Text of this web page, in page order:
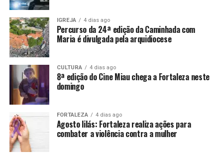
IGREJA 4 dias ago
Percurso da 24ª edição da Caminhada com
Maria é divulgada pela arquidiocese
CULTURA 4 dias ago
8ª edição do Cine Miau chega a Fortaleza neste
domingo
FORTALEZA 4 dias ago
Agosto lilás: Fortaleza realiza ações para
combater a violência contra a mulher